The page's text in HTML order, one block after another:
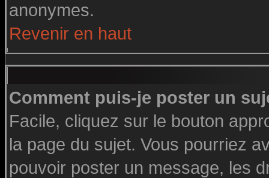
anonymes.
Revenir en haut
Comment puis-je poster un
Facile, cliquez sur le bouton
la page du sujet. Vous pourriez
pouvoir poster un message, les